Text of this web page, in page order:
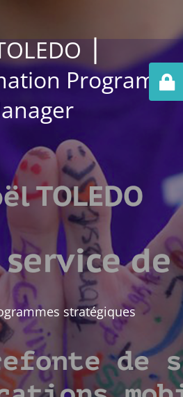
⎪
Program
stratégiques